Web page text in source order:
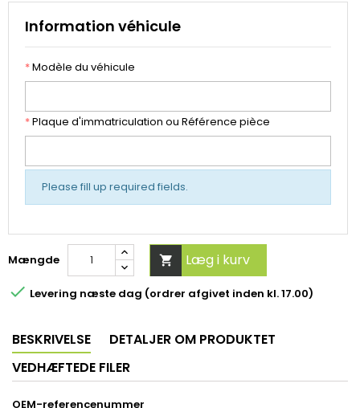
Information véhicule
*Modèle du véhicule
*Plaque d'immatriculation ou Référence pièce
Please fill up required fields.
Mængde  Læg i kurv
 Levering næste dag (ordrer afgivet inden kl. 17.00)
BESKRIVELSE
DETALJER OM PRODUKTET
VEDHÆFTEDE FILER
OEM-referencenummer